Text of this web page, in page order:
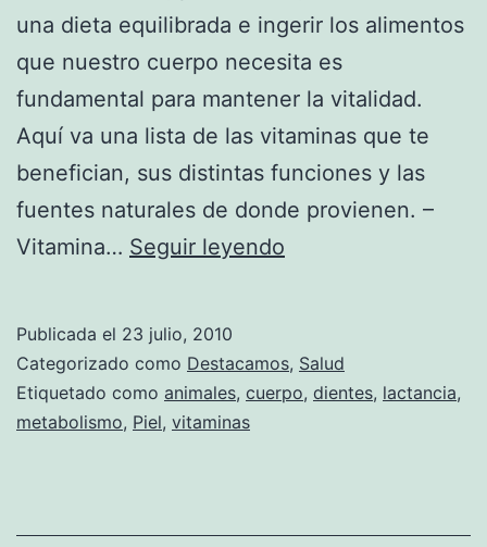
una dieta equilibrada e ingerir los alimentos
que nuestro cuerpo necesita es
fundamental para mantener la vitalidad.
Aquí va una lista de las vitaminas que te
benefician, sus distintas funciones y las
fuentes naturales de donde provienen. –
Vitamina… Seguir leyendo
organismo
necesita
Publicada el 23 julio, 2010
Categorizado como Destacamos, Salud
Etiquetado como animales, cuerpo, dientes, lactancia,
metabolismo, Piel, vitaminas